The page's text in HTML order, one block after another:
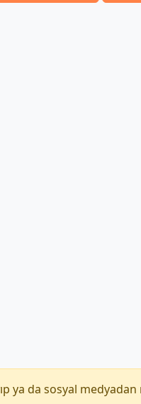
ya da sosyal